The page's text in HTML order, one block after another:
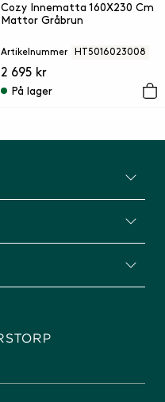
Cozy Innematta 160X230 Cm
Mattor Gråbrun
Artikelnummer HT5016023008
2 695 kr
På lager